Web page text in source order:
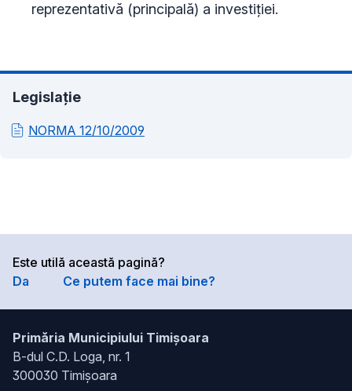
reprezentativă (principală) a investiţiei.
Legislație
NORMA 12/10/2009
Este utilă această pagină?
Da
Ce putem face mai bine?
Primăria Municipiului Timișoara
B-dul C.D. Loga, nr. 1
300030 Timișoara